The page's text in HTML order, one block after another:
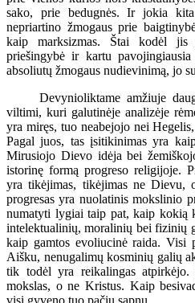
sako, prie bedugnės. Ir jokia
nepriartino žmogaus prie
kaip marksizmas. Štai kodėl jis
priešingybė ir kartu
absoliutų žmogaus nudievinimą, jo
Devynioliktame amžiuje
viltimi, kuri galutinėje analizėje
yra miręs, tuo neabejojo nei
Pagal juos, tas įsitikinimas yra
Mirusiojo Dievo idėja bei
istorinę formą progreso religijoje.
yra tikėjimas, tikėjimas ne Dievu,
progresas yra nuolatinis mokslinio
numatyti lygiai taip pat, kaip kokią
intelektualinių, moralinių bei fizinių
kaip gamtos evoliucinė raida. Visi
Aišku, nenugalimų kosminių galių
tik todėl yra reikalingas
mokslas, o ne Kristus. Kaip